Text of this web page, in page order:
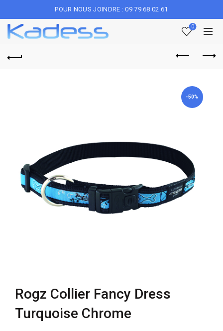
POUR NOUS JOINDRE : 09 79 68 02 61
0
-50%
Rogz Collier Fancy Dress
Turquoise Chrome